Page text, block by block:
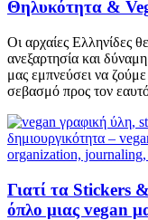
Θηλυκότητα &
Οι αρχαίες Ελληνίδες
ανεξαρτησία και
μας εμπνεύσει να
σεβασμό προς τον
Γιατί τα Stickers
όπλο μιας vegan